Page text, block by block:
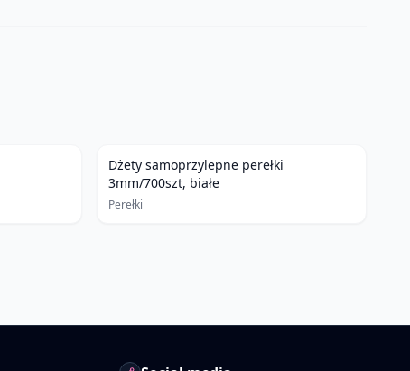
Dżety samoprzylepne perełki
3mm/700szt, białe
Perełki